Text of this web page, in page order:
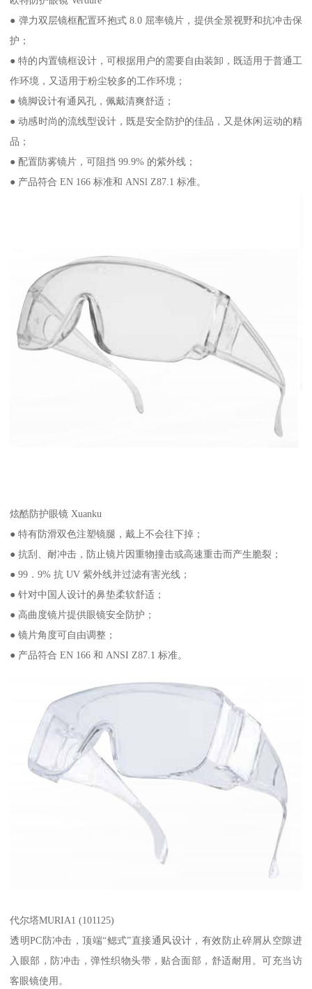
● 弹力双层镜框配置环抱式 8.0 屈率镜片，提供全景视野和抗冲击保
护；
● 特的内置镜框设计，可根据用户的需要自由装卸，既适用于普通工
作环境，又适用于粉尘较多的工作环境；
● 镜脚设计有通风孔，佩戴清爽舒适；
● 动感时尚的流线型设计，既是安全防护的佳品，又是休闲运动的精
品；
● 配置防雾镜片，可阻挡 99.9% 的紫外线；
● 产品符合 EN 166 标准和 ANSl Z87.1 标准。
炫酷防护眼镜 Xuanku
● 特有防滑双色注塑镜腿，戴上不会往下掉；
● 抗刮、耐冲击，防止镜片因重物撞击或高速重击而产生脆裂；
● 99．9% 抗 UV 紫外线并过滤有害光线；
● 针对中国人设计的鼻垫柔软舒适；
● 高曲度镜片提供眼镜安全防护；
● 镜片角度可自由调整；
● 产品符合 EN 166 和 ANSI Z87.1 标准。
代尔塔MURIA1 (101125)
透明PC防冲击，顶端“鳃式”直接通风设计，有效防止碎屑从空隙进
入眼部，防冲击，弹性织物头带，贴合面部，舒适耐用。可充当访
客眼镜使用。